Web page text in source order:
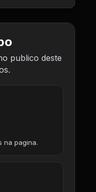
publico deste
na pagina.